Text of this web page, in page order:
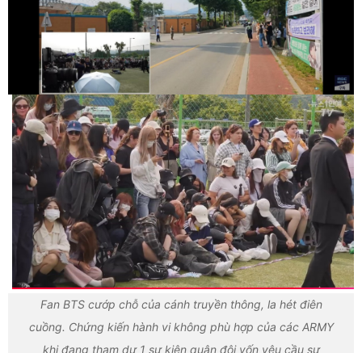
Fan BTS cướp chỗ của cánh truyền thông, la hét điên
cuồng. Chứng kiến hành vi không phù hợp của các ARMY
khi đang tham dự 1 sự kiện quân đội vốn yêu cầu sự